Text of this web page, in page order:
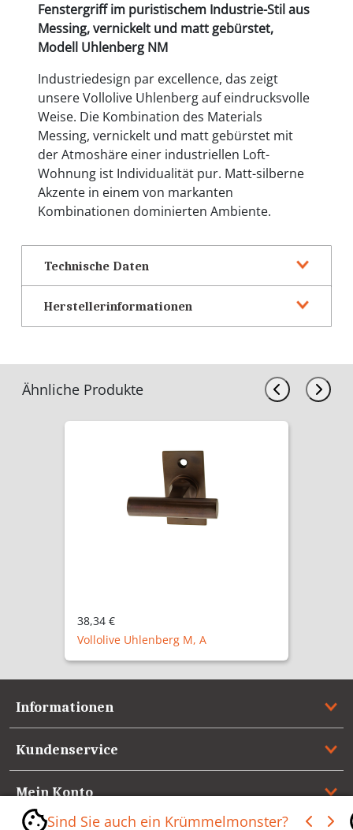
Fenstergriff im puristischem Industrie-Stil aus
Messing, vernickelt und matt gebürstet,
Modell Uhlenberg NM
Industriedesign par excellence, das zeigt
unsere Vollolive Uhlenberg auf eindrucksvolle
Weise. Die Kombination des Materials
Messing, vernickelt und matt gebürstet mit
der Atmoshäre einer industriellen Loft-
Wohnung ist Individualität pur. Matt-silberne
Akzente in einem von markanten
Kombinationen dominierten Ambiente.
Technische Daten
Herstellerinformationen
Ähnliche Produkte
38,34 €
Vollolive Uhlenberg M, A
Informationen
Kundenservice
Mein Konto
Sind Sie auch ein Krümmelmonster?